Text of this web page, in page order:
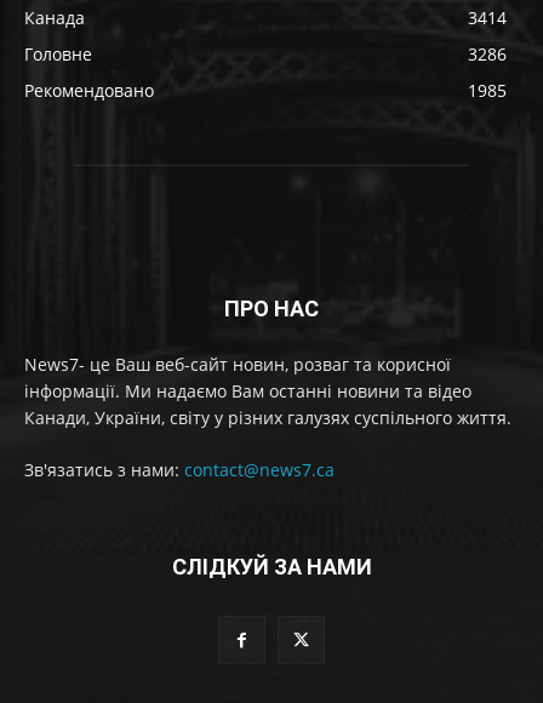
Канада
3414
Головне
3286
Рекомендовано
1985
ПРО НАС
News7- це Ваш веб-сайт новин, розваг та корисної
інформації. Ми надаємо Вам останні новини та відео
Канади, України, світу у різних галузях суспільного життя.
Зв'язатись з нами: contact@news7.ca
СЛІДКУЙ ЗА НАМИ